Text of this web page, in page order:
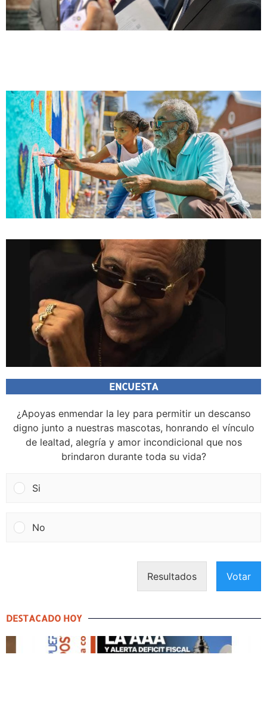
ENCUESTA
¿Apoyas enmendar la ley para permitir un descanso
digno junto a nuestras mascotas, honrando el vínculo
de lealtad, alegría y amor incondicional que nos
brindaron durante toda su vida?
Si
No
Resultados Votar
DESTACADO HOY